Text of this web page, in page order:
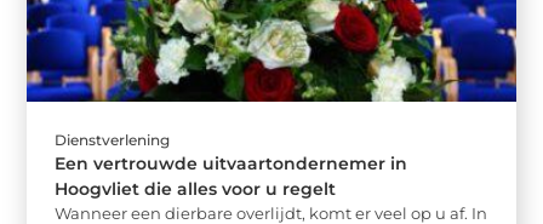
Dienstverlening
Een vertrouwde uitvaartondernemer in
Hoogvliet die alles voor u regelt
Wanneer een dierbare overlijdt, komt er veel op u af. In